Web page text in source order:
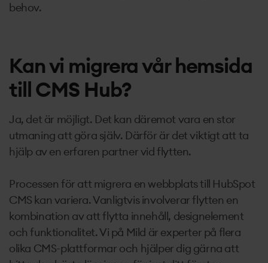
behov.
Kan vi migrera vår hemsida
till CMS Hub?
Ja, det är möjligt. Det kan däremot vara en stor
utmaning att göra själv. Därför är det viktigt att ta
hjälp av en erfaren partner vid flytten.
Processen för att migrera en webbplats till HubSpot
CMS kan variera. Vanligtvis involverar flytten en
kombination av att flytta innehåll, designelement
och funktionalitet. Vi på Mild är experter på flera
olika CMS-plattformar och hjälper dig gärna att